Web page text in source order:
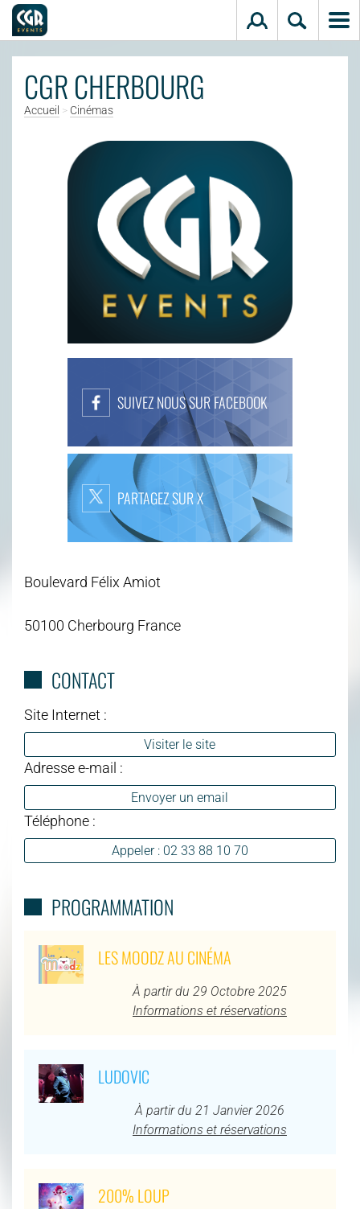
CGR CHERBOURG
Accueil > Cinémas
SUIVEZ NOUS SUR FACEBOOK
PARTAGEZ SUR X
Boulevard Félix Amiot
50100 Cherbourg France
CONTACT
Site Internet :
Visiter le site
Adresse e-mail :
Envoyer un email
Téléphone :
Appeler : 02 33 88 10 70
PROGRAMMATION
LES MOODZ AU CINÉMA
À partir du 29 Octobre 2025
Informations et réservations
LUDOVIC
À partir du 21 Janvier 2026
Informations et réservations
200% LOUP